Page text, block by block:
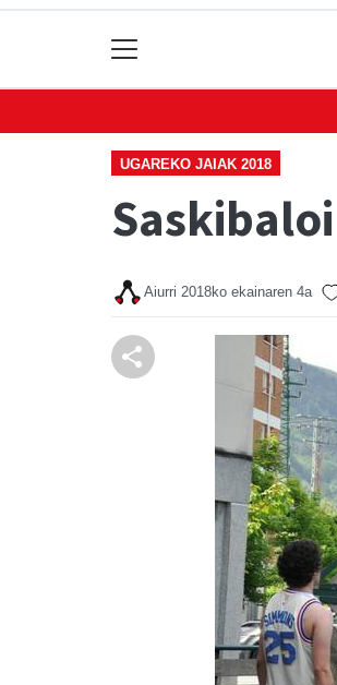
UGAREKO JAIAK 2018
Aiurri 2018ko ekainaren 4a